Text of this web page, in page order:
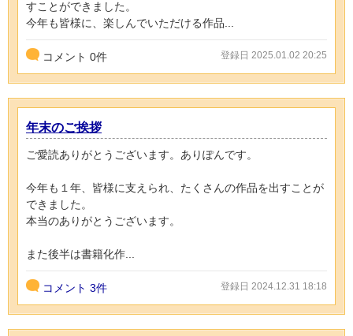
すことができました。
今年も皆様に、楽しんでいただける作品...
コメント 0件 登録日 2025.01.02 20:25
年末のご挨拶
ご愛読ありがとうございます。ありぽんです。
今年も１年、皆様に支えられ、たくさんの作品を出すことが
できました。
本当のありがとうございます。
また後半は書籍化作...
コメント 3件 登録日 2024.12.31 18:18